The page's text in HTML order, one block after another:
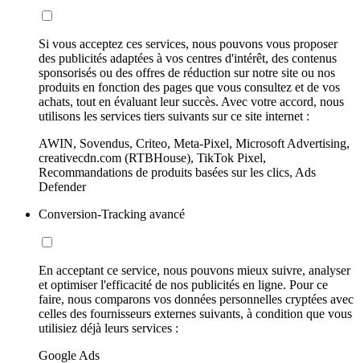
Si vous acceptez ces services, nous pouvons vous proposer
des publicités adaptées à vos centres d'intérêt, des contenus
sponsorisés ou des offres de réduction sur notre site ou nos
produits en fonction des pages que vous consultez et de vos
achats, tout en évaluant leur succès. Avec votre accord, nous
utilisons les services tiers suivants sur ce site internet :
AWIN, Sovendus, Criteo, Meta-Pixel, Microsoft Advertising,
creativecdn.com (RTBHouse), TikTok Pixel,
Recommandations de produits basées sur les clics, Ads
Defender
Conversion-Tracking avancé
En acceptant ce service, nous pouvons mieux suivre, analyser
et optimiser l'efficacité de nos publicités en ligne. Pour ce
faire, nous comparons vos données personnelles cryptées avec
celles des fournisseurs externes suivants, à condition que vous
utilisiez déjà leurs services :
Google Ads